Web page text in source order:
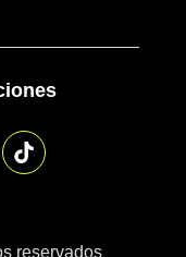
reservados